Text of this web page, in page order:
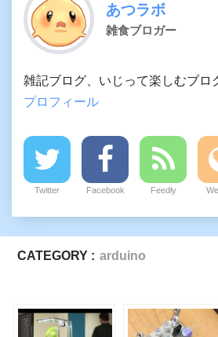
あつラボ
雑食ブロガー
雑記ブログ、いじって楽しむブロ
プロフィール
Twitter Facebook Feedly
CATEGORY : arduino